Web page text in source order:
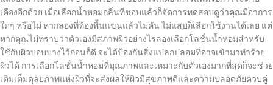
เคืองอีกด้วย เมื่อเลือกน้ำหอมกลิ่นที่ชอบแล้วก็จัดการทดสอบดูว่าคุณมีอาการ
ใดๆ หรือไม่ หากลองที่ท้องพื้นแขนแล้วไม่คัน ไม่แสบก็เลือกใช้งานได้เลย แต่
หากคุณไม่ทราบว่าตัวเองมีสภาพผิวอย่างไรลองเลือกโลชั่นน้ำหอมสำหรับ
ใช้กับผิวบอบบางไว้ก่อนก็ดี จะได้ป้องกันสิ่งแปลกปลอมที่อาจเข้ามาทำร้าย
ผิวได้ การเลือกโลชั่นน้ำหอมที่มุณภาพและเหมาะกับตัวเองมากที่สุดก็จะช่วย
เติมเต็มดุลยภาพแห่งผิวที่จะส่งผลให้ผิวมีสุขภาพดีและความปลอดภัยควบคู่